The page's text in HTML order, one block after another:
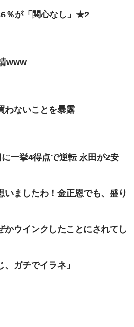
％が「関心なし」★2
www
わないことを暴露
一挙4得点で逆転 永田が2安
ましたわ！金正恩でも、盛り
かウインクしたことにされてし
ガチでイラネ」